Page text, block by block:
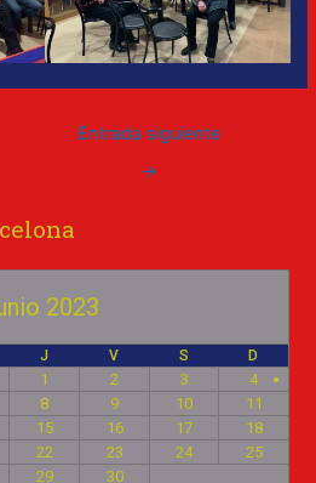
Entrada siguiente
→
2023
J V S D
1 2 3
4
8 9 10
11
15 16 17
18
22 23 24
25
29 30